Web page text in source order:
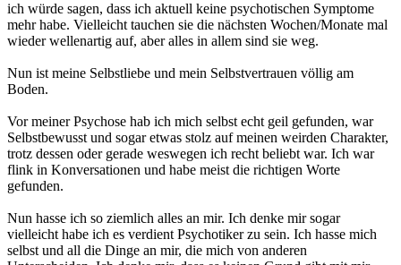
ich würde sagen, dass ich aktuell keine psychotischen Symptome
mehr habe. Vielleicht tauchen sie die nächsten Wochen/Monate mal
wieder wellenartig auf, aber alles in allem sind sie weg.
Nun ist meine Selbstliebe und mein Selbstvertrauen völlig am
Boden.
Vor meiner Psychose hab ich mich selbst echt geil gefunden, war
Selbstbewusst und sogar etwas stolz auf meinen weirden Charakter,
trotz dessen oder gerade weswegen ich recht beliebt war. Ich war
flink in Konversationen und habe meist die richtigen Worte
gefunden.
Nun hasse ich so ziemlich alles an mir. Ich denke mir sogar
vielleicht habe ich es verdient Psychotiker zu sein. Ich hasse mich
selbst und all die Dinge an mir, die mich von anderen